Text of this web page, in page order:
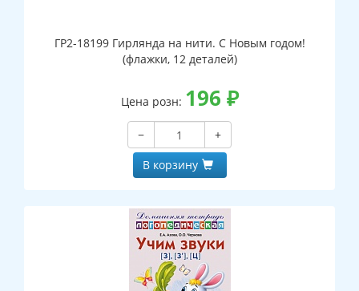
ГР2-18199 Гирлянда на нити. С Новым годом!
(флажки, 12 деталей)
Цена розн: 196 ₽
−
+
В корзину